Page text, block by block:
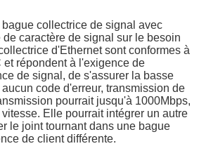
collectrice de signal avec
caractère de signal sur le besoin
d'Ethernet sont conformes à
et répondent à l'exigence de
de signal, de s'assurer la basse
code d'erreur, transmission de
pourrait jusqu'à 1000Mbps,
Elle pourrait intégrer un autre
le joint tournant dans une bague
de client différente.